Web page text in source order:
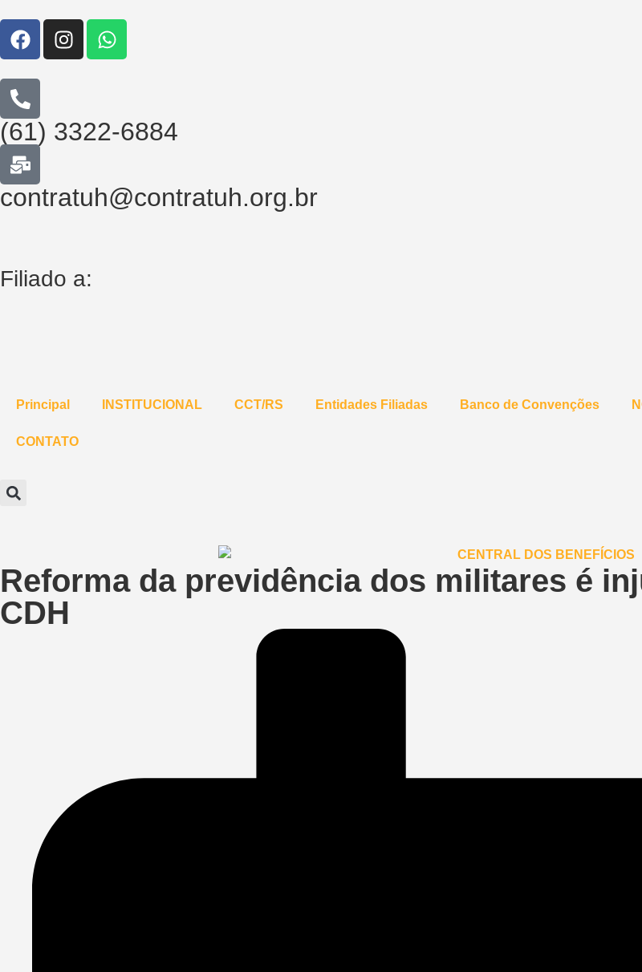
(61) 3322-6884
contratuh@contratuh.org.br
Filiado a:
Principal INSTITUCIONAL CCT/RS Entidades Filiadas Banco de Convenções
CONTATO
Reforma da previdência dos militares é
CDH